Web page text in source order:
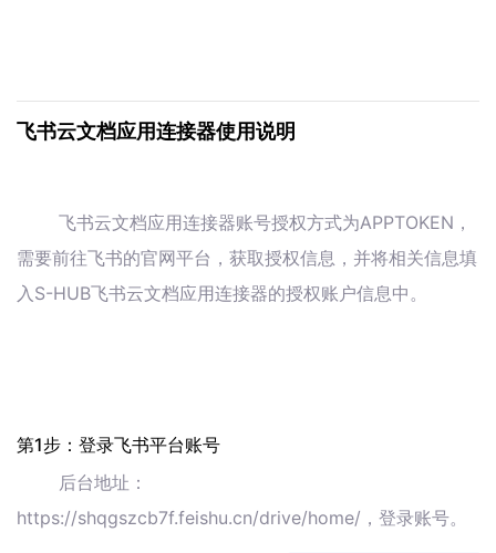
飞书云文档应用连接器使用说明
飞书云文档应用连接器账号授权方式为APPTOKEN，
需要前往飞书的官网平台，获取授权信息，并将相关信息填
入S-HUB飞书云文档应用连接器的授权账户信息中。
第1步：登录飞书平台账号
后台地址：
https://shqgszcb7f.feishu.cn/drive/home/，登录账号。